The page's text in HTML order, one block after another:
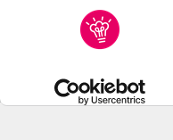
REZEPTE
Rezepte Vegetarisch